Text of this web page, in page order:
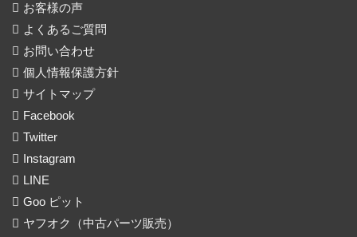
お客様の声
よくあるご質問
お問い合わせ
個人情報保護方針
サイトマップ
Facebook
Twitter
Instagram
LINE
Goo ピット
ヤフオク（中古パーツ販売）